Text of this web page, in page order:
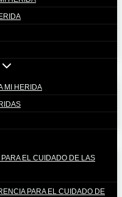
MI HERIDA
EL CUIDADO DE LAS
PARA EL CUIDADO DE